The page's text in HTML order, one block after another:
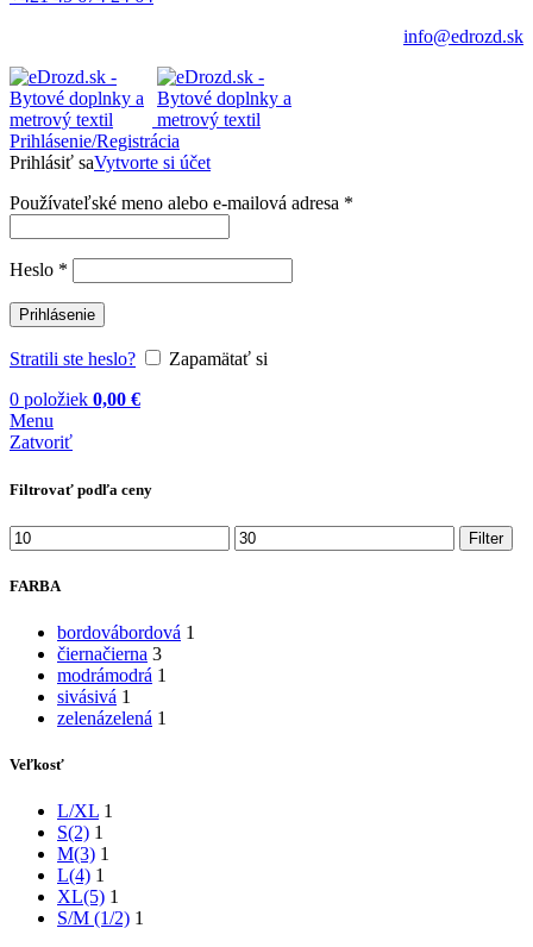
info@edrozd.sk
Prihlásenie/Registrácia
Prihlásiť saVytvorte si účet
Používateľské meno alebo e-mailová adresa *
Heslo *
Prihlásenie
Stratili ste heslo?
Zapamätať si
0 položiek 0,00 €
Menu
Zatvoriť
Filtrovať podľa ceny
Minimálna cena Maximálna cena Filter
FARBA
bordovábordová 1
čiernačierna 3
modrámodrá 1
sivásivá 1
zelenázelená 1
Veľkosť
L/XL 1
S(2) 1
M(3) 1
L(4) 1
XL(5) 1
S/M (1/2) 1